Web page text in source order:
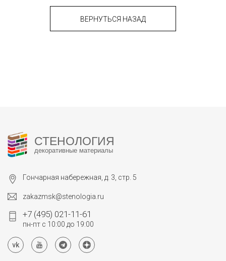
ВЕРНУТЬСЯ НАЗАД
СТЕНОЛОГИЯ
декоративные материалы
Гончарная набережная, д. 3, стр. 5
zakazmsk@stenologia.ru
+7 (495) 021-11-61
пн-пт с 10:00 до 19:00